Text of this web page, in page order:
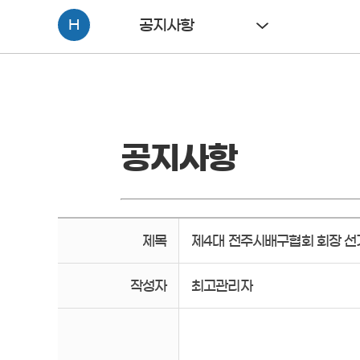
H 공지사항
공지사항
제목 제4대 전주시배구협회 회장 선
작성자 최고관리자